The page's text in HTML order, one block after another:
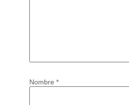
Nombre *